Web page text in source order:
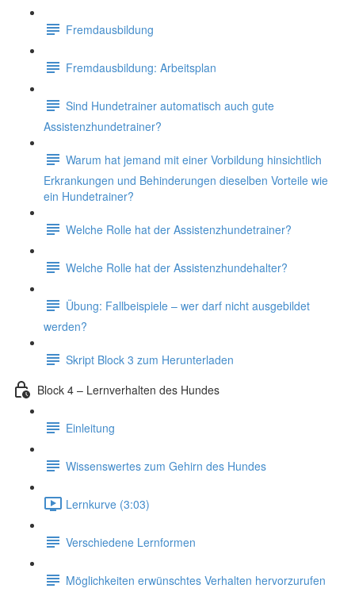
Fremdausbildung
Fremdausbildung: Arbeitsplan
Sind Hundetrainer automatisch auch gute
Assistenzhundetrainer?
Warum hat jemand mit einer Vorbildung hinsichtlich
Erkrankungen und Behinderungen dieselben Vorteile wie
ein Hundetrainer?
Welche Rolle hat der Assistenzhundetrainer?
Welche Rolle hat der Assistenzhundehalter?
Übung: Fallbeispiele – wer darf nicht ausgebildet
werden?
Skript Block 3 zum Herunterladen
Block 4 – Lernverhalten des Hundes
Einleitung
Wissenswertes zum Gehirn des Hundes
Lernkurve (3:03)
Verschiedene Lernformen
Möglichkeiten erwünschtes Verhalten hervorzurufen